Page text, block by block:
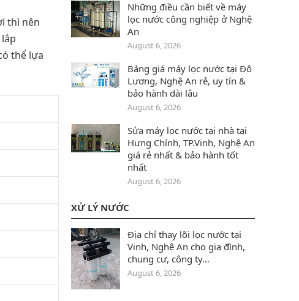
thì nên
thể lựa
Những điều cần biết về máy
lọc nước công nghiệp ở Nghệ
An
August 6, 2026
Bảng giá máy lọc nước tại Đô
Lương‎, Nghệ An rẻ, uy tín &
bảo hành dài lâu
August 6, 2026
Sửa máy lọc nước tại nhà tại
Hưng Chính, TP.Vinh, Nghệ An
giá rẻ nhất & bảo hành tốt
nhất
August 6, 2026
XỬ LÝ NƯỚC
Địa chỉ thay lõi lọc nước tại
Vinh, Nghệ An cho gia đình,
chung cư, công ty…
August 6, 2026